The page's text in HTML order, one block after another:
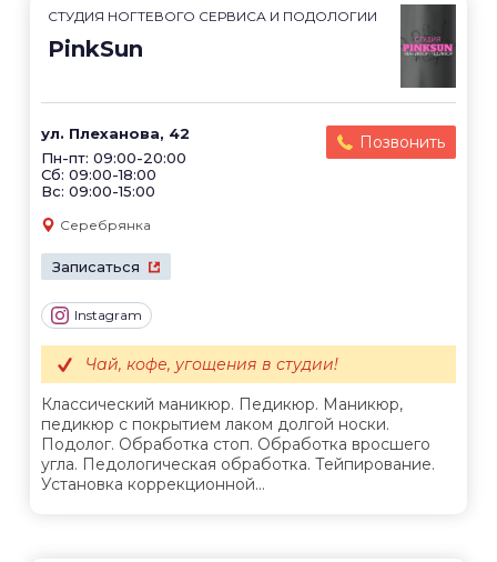
СТУДИЯ НОГТЕВОГО СЕРВИСА И ПОДОЛОГИИ
PinkSun
ул. Плеханова, 42
Пн-пт: 09:00-20:00
Сб: 09:00-18:00
Вс: 09:00-15:00
Позвонить
Серебрянка
Записаться
Instagram
Классический маникюр. Педикюр. Маникюр,
педикюр с покрытием лаком долгой носки.
Подолог. Обработка стоп. Обработка вросшего
угла. Педологическая обработка. Тейпирование.
Установка коррекционной...
Чай, кофе, угощения в студии!